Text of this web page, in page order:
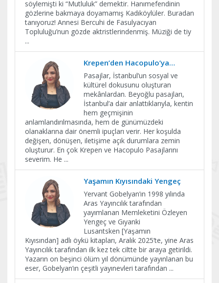
söylemişti ki “Mutluluk” demektir. Hanımefendinin
gözlerine bakmaya doyamamış Kadıköylüler. Buradan
tanıyoruz! Annesi Bercuhi de Fasulyacıyan
Topluluğu’nun gözde aktristlerindenmiş. Müziği de tiy
...
Krepen’den Hacopulo’ya…
Pasajlar, İstanbul’un sosyal ve
kültürel dokusunu oluşturan
mekânlardan. Beyoğlu pasajları,
İstanbul’a dair anlattıklarıyla, kentin
hem geçmişinin
anlamlandırılmasında, hem de günümüzdeki
olanaklarına dair önemli ipuçları verir. Her koşulda
değişen, dönüşen, iletişime açık durumlara zemin
oluşturur. En çok Krepen ve Hacopulo Pasajlarını
severim. He ...
Yaşamın Kıyısındaki Yengeç
Yervant Gobelyan’ın 1998 yılında
Aras Yayıncılık tarafından
yayımlanan Memleketini Özleyen
Yengeç ve Gıyanki
Lusantsken [Yaşamın
Kıyısından] adlı öykü kitapları, Aralık 2025’te, yine Aras
Yayıncılık tarafından ilk kez tek ciltte bir araya getirildi.
Yazarın on beşinci ölüm yıl dönümünde yayınlanan bu
eser, Gobelyan’ın çeşitli yayınevleri tarafından ...